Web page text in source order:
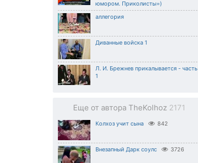
юмором. Приколисты=)
аллегория
Диванные войска 1
Л. И. Брежнев прикалывается - часть
1
Еще от автора TheKolhoz 2171
Колхоз учит сына 842
Внезапный Дарк соулс 3726